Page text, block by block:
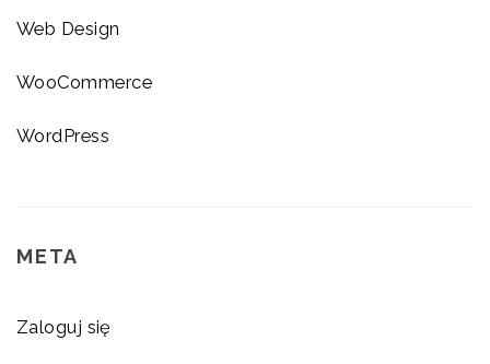
Web Design
WooCommerce
WordPress
META
Zaloguj się